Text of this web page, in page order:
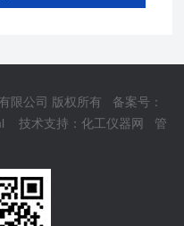
限公司 版权所有 备案号：
技术支持：化工仪器网
管